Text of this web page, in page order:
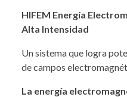
HIFEM Energía
Alta Intensidad
Un sistema que logra
de campos
La energía